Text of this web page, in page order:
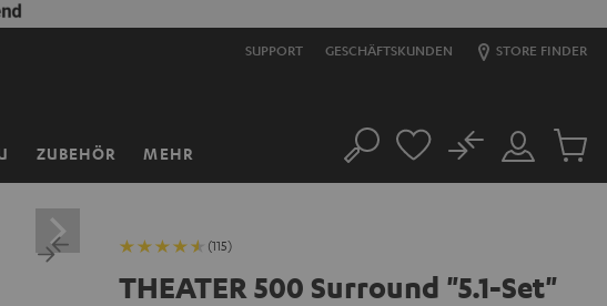
SUPPORT GESCHÄFTSKUNDEN STORE FINDER
ZUBEHÖR MEHR Suche
Mein
Konto
No
Artikel
(115)
THEATER 500 Surround "5.1-Set"